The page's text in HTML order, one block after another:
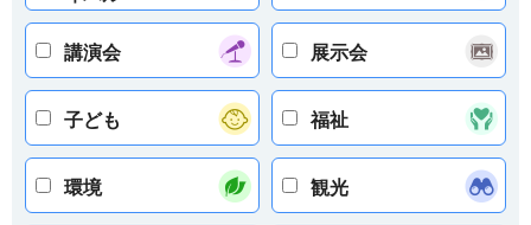
講演会 展示会
子ども 福祉
環境 観光